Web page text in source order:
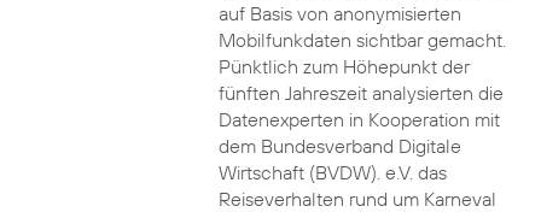
auf Basis von anonymisierten
Mobilfunkdaten sichtbar gemacht.
Pünktlich zum Höhepunkt der
fünften Jahreszeit analysierten die
Datenexperten in Kooperation mit
dem Bundesverband Digitale
Wirtschaft (BVDW). e.V. das
Reiseverhalten rund um Karneval